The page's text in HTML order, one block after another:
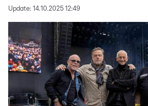
Update: 14.10.2025 12:49